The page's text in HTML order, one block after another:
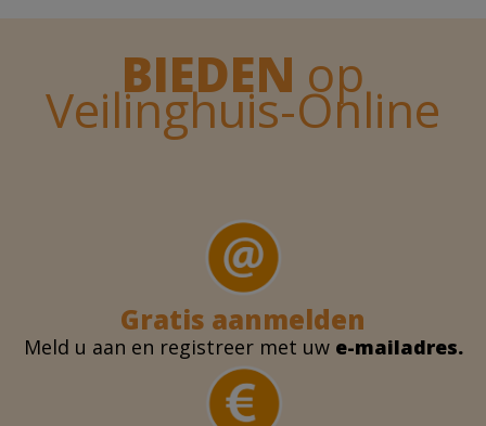
BIEDEN op
Veilinghuis-Online
Gratis aanmelden
Meld u aan en registreer met uw e-mailadres.